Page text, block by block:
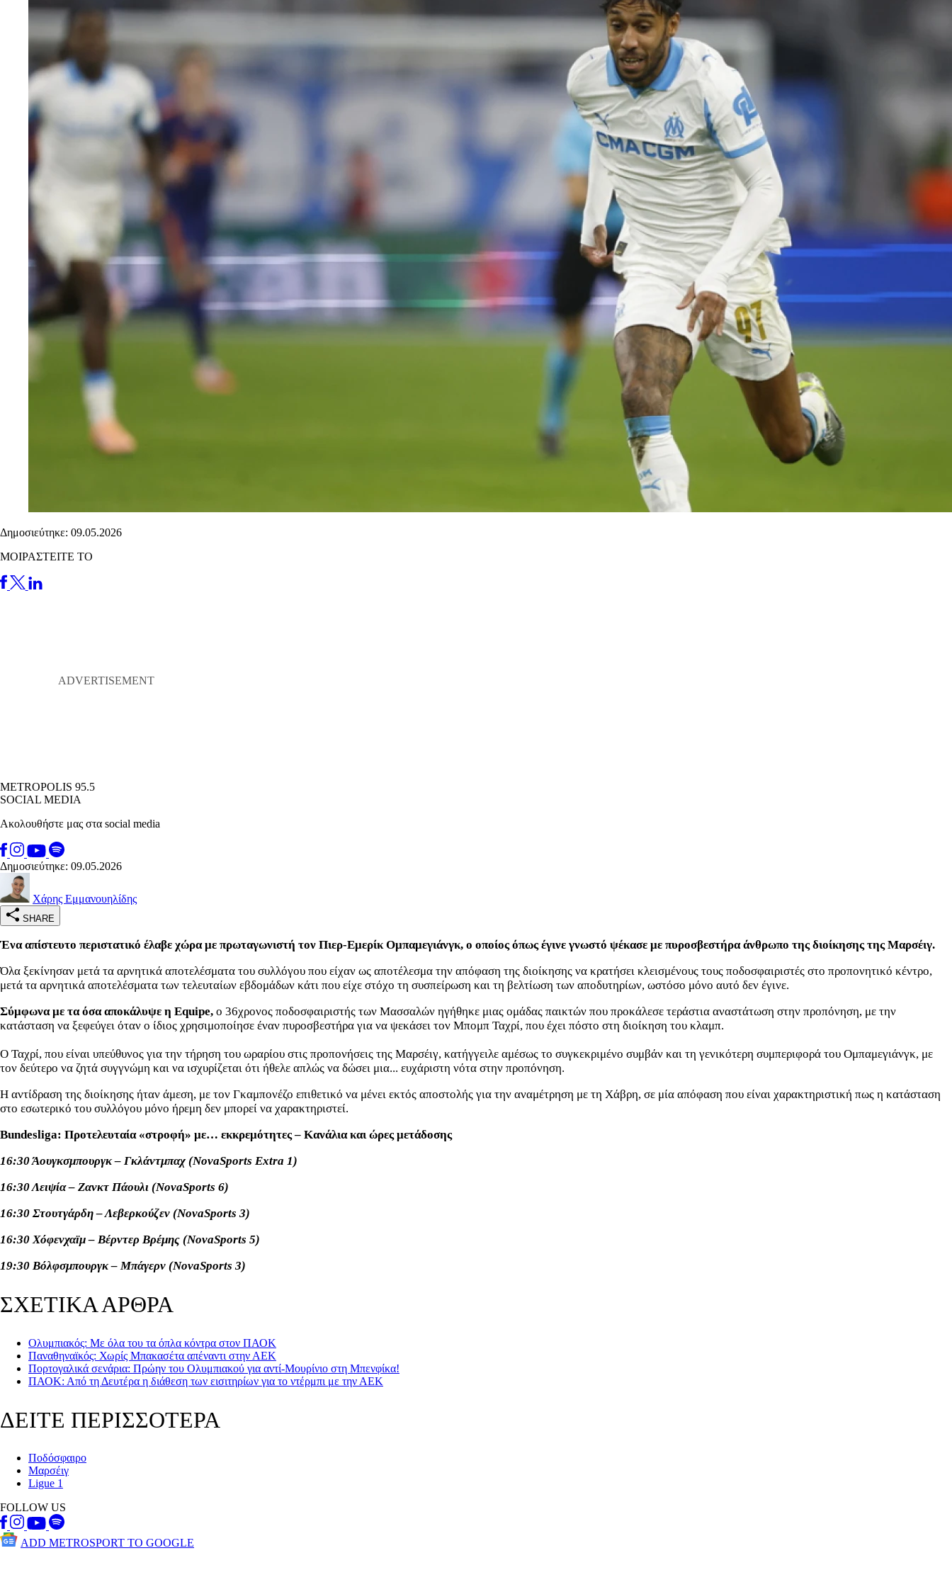
Δημοσιεύτηκε: 09.05.2026
ΜΟΙΡΑΣΤΕΙΤΕ ΤΟ
METROPOLIS 95.5
SOCIAL MEDIA
Ακολουθήστε μας στα social media
Δημοσιεύτηκε: 09.05.2026
Χάρης Εμμανουηλίδης
SHARE
Ένα απίστευτο περιστατικό έλαβε χώρα με πρωταγωνιστή τον Πιερ-Εμερίκ Ομπαμεγιάνγκ, ο οποίος όπως έγινε γνωστό ψέκασε με πυροσβεστήρα άνθρωπο της διοίκησης της Μαρσέιγ.
Όλα ξεκίνησαν μετά τα αρνητικά αποτελέσματα του συλλόγου που είχαν ως αποτέλεσμα την απόφαση της διοίκησης να κρατήσει κλεισμένους τους ποδοσφαιριστές στο προπονητικό κέντρο,
μετά τα αρνητικά αποτελέσματα των τελευταίων εβδομάδων κάτι που είχε στόχο τη συσπείρωση και τη βελτίωση των αποδυτηρίων, ωστόσο μόνο αυτό δεν έγινε.
Σύμφωνα με τα όσα αποκάλυψε η Equipe, ο 36χρονος ποδοσφαιριστής των Μασσαλών ηγήθηκε μιας ομάδας παικτών που προκάλεσε τεράστια αναστάτωση στην προπόνηση, με την
κατάσταση να ξεφεύγει όταν ο ίδιος χρησιμοποίησε έναν πυροσβεστήρα για να ψεκάσει τον Μπομπ Ταχρί, που έχει πόστο στη διοίκηση του κλαμπ.
Ο Ταχρί, που είναι υπεύθυνος για την τήρηση του ωραρίου στις προπονήσεις της Μαρσέιγ, κατήγγειλε αμέσως το συγκεκριμένο συμβάν και τη γενικότερη συμπεριφορά του Ομπαμεγιάνγκ, με
τον δεύτερο να ζητά συγγνώμη και να ισχυρίζεται ότι ήθελε απλώς να δώσει μια... ευχάριστη νότα στην προπόνηση.
Η αντίδραση της διοίκησης ήταν άμεση, με τον Γκαμπονέζο επιθετικό να μένει εκτός αποστολής για την αναμέτρηση με τη Χάβρη, σε μία απόφαση που είναι χαρακτηριστική πως η κατάσταση
στο εσωτερικό του συλλόγου μόνο ήρεμη δεν μπορεί να χαρακτηριστεί.
Bundesliga: Προτελευταία «στροφή» με… εκκρεμότητες – Κανάλια και ώρες μετάδοσης
16:30 Άουγκσμπουργκ – Γκλάντμπαχ (NovaSports Extra 1)
16:30 Λειψία – Ζανκτ Πάουλι (NovaSports 6)
16:30 Στουτγάρδη – Λεβερκούζεν (NovaSports 3)
16:30 Χόφενχαϊμ – Βέρντερ Βρέμης (NovaSports 5)
19:30 Βόλφσμπουργκ – Μπάγερν (NovaSports 3)
ΣΧΕΤΙΚΑ ΑΡΘΡΑ
Ολυμπιακός: Με όλα του τα όπλα κόντρα στον ΠΑΟΚ
Παναθηναϊκός: Χωρίς Μπακασέτα απέναντι στην ΑΕΚ
Πορτογαλικά σενάρια: Πρώην του Ολυμπιακού για αντί-Μουρίνιο στη Μπενφίκα!
ΠΑΟΚ: Από τη Δευτέρα η διάθεση των εισιτηρίων για το ντέρμπι με την ΑΕΚ
ΔΕΙΤΕ ΠΕΡΙΣΣΟΤΕΡΑ
Ποδόσφαιρο
Μαρσέιγ
Ligue 1
FOLLOW US
ADD METROSPORT TO GOOGLE